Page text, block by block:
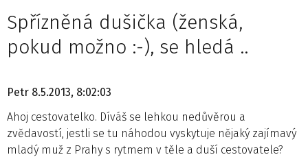
Spřízněná dušička (ženská,
pokud možno :-), se hledá ..
Petr 8.5.2013, 8:02:03
Ahoj cestovatelko. Díváš se lehkou nedůvěrou a
zvědavostí, jestli se tu náhodou vyskytuje nějaký zajímavý
mladý muž z Prahy s rytmem v těle a duší cestovatele?